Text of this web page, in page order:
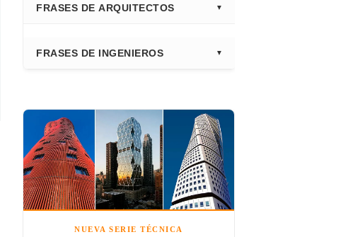
FRASES DE ARQUITECTOS
Adrian Smith
Richard Rogers
David Chipperfield
Kazuyo Sejima
FRASES DE INGENIEROS
Leslie E. Robertson
Félix Cándela
NUEVA SERIE TÉCNICA